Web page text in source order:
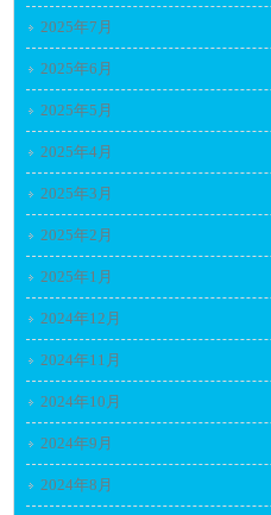
2025年7月
2025年6月
2025年5月
2025年4月
2025年3月
2025年2月
2025年1月
2024年12月
2024年11月
2024年10月
2024年9月
2024年8月